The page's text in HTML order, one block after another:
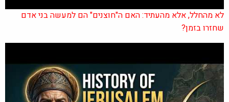
לא מהחלל, אלא מהעתיד: האם ה"חוצנים" הם למעשה בני אדם
שחזרו בזמן?